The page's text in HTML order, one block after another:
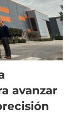
avanzar